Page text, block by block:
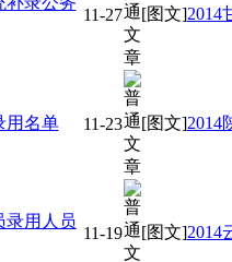
11-27
用名单 11-23
录用人员
11-19
[图文]2014
[图文]2014
[图文]2014